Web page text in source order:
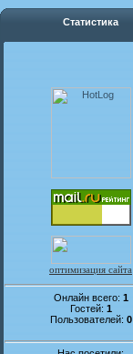
Статистика
оптимизация сайта
Онлайн всего: 1
Гостей: 1
Пользователей: 0